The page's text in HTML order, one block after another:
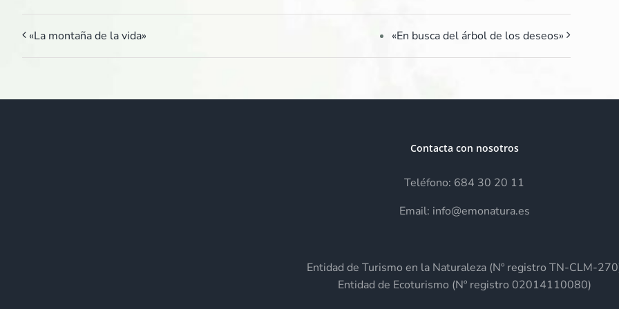
«La montaña de la vida» «En busca del árbol de los deseos»
Contacta con nosotros
Teléfono: 684 30 20 11
Email: info@emonatura.es
Entidad de Turismo en la Naturaleza (Nº registro TN-CLM-
Entidad de Ecoturismo (Nº registro 02014110080)